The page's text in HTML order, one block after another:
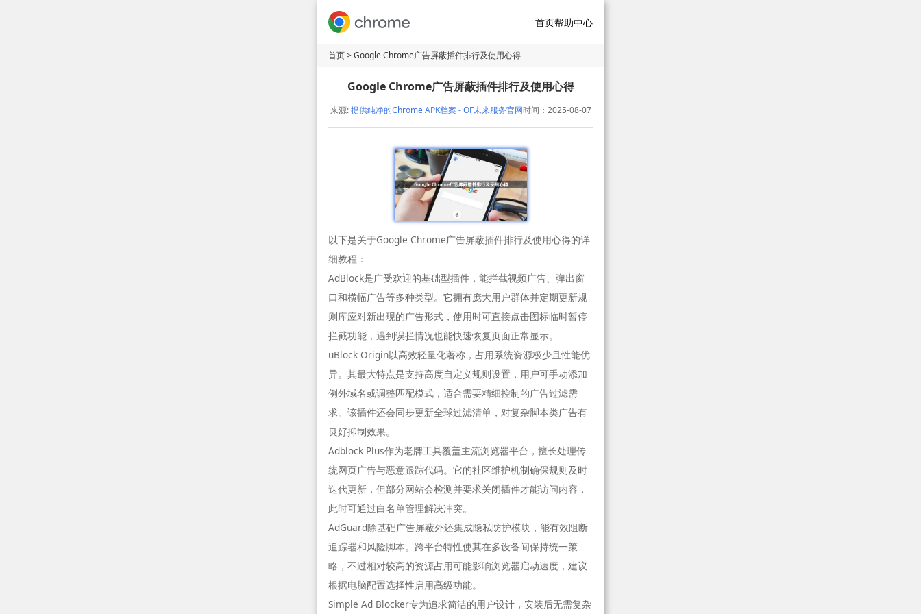
首页帮助中心
首页> Google Chrome广告屏蔽插件排行及使用心得
Google Chrome广告屏蔽插件排行及使用心得
来源:提供纯净的Chrome APK档案 - OF未来服务官网时间：2025-08-07
以下是关于Google Chrome广告屏蔽插件排行及使用心得的详
细教程：
AdBlock是广受欢迎的基础型插件，能拦截视频广告、弹出窗
口和横幅广告等多种类型。它拥有庞大用户群体并定期更新规
则库应对新出现的广告形式，使用时可直接点击图标临时暂停
拦截功能，遇到误拦情况也能快速恢复页面正常显示。
uBlock Origin以高效轻量化著称，占用系统资源极少且性能优
异。其最大特点是支持高度自定义规则设置，用户可手动添加
例外域名或调整匹配模式，适合需要精细控制的广告过滤需
求。该插件还会同步更新全球过滤清单，对复杂脚本类广告有
良好抑制效果。
Adblock Plus作为老牌工具覆盖主流浏览器平台，擅长处理传
统网页广告与恶意跟踪代码。它的社区维护机制确保规则及时
迭代更新，但部分网站会检测并要求关闭插件才能访问内容，
此时可通过白名单管理解决冲突。
AdGuard除基础广告屏蔽外还集成隐私防护模块，能有效阻断
追踪器和风险脚本。跨平台特性使其在多设备间保持统一策
略，不过相对较高的资源占用可能影响浏览器启动速度，建议
根据电脑配置选择性启用高级功能。
Simple Ad Blocker专为追求简洁的用户设计，安装后无需复杂